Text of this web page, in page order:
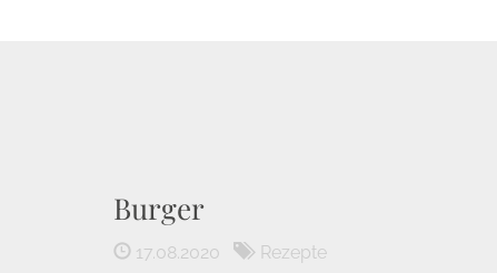
Burger
17.08.2020
Rezepte